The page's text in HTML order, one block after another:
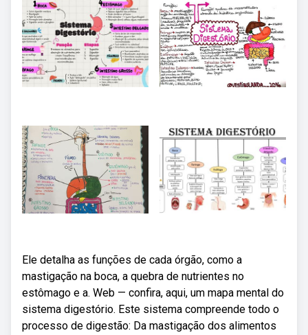
Ele detalha as funções de cada órgão, como a
mastigação na boca, a quebra de nutrientes no
estômago e a. Web — confira, aqui, um mapa mental do
sistema digestório. Este sistema compreende todo o
processo de digestão: Da mastigação dos alimentos